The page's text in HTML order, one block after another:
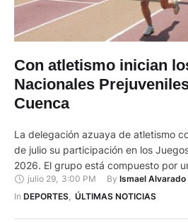
Con atletismo inician
Nacionales
Cuenca
La delegación azuaya de atletismo
de julio su participación en los
2026. El grupo está compuesto por
que buscarán las primeras medallas
pista de Miraflores, en Cuenca. Entre
julio 29, 3:00 PM By Ismael Alvarado
In DEPORTES, ÚLTIMAS NOTICIAS